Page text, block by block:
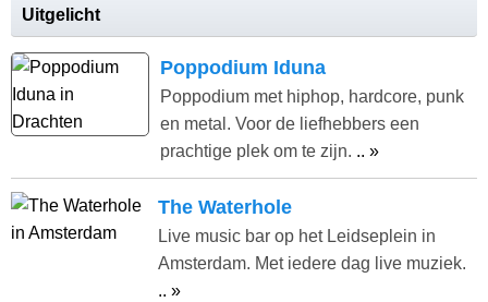
Uitgelicht
Poppodium Iduna
Poppodium met hiphop, hardcore, punk
en metal. Voor de liefhebbers een
prachtige plek om te zijn. .. »
The Waterhole
Live music bar op het Leidseplein in
Amsterdam. Met iedere dag live muziek.
.. »